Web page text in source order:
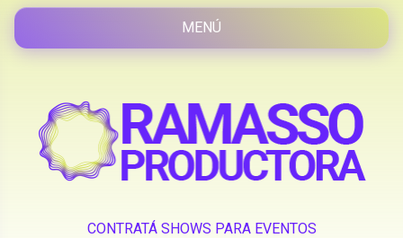
CONTRATÁ SHOWS PARA EVENTOS